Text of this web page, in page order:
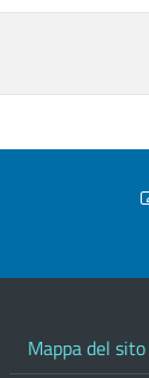
Mappa del sito